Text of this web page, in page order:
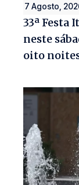
7 Agosto,
33ª Festa
neste
oito